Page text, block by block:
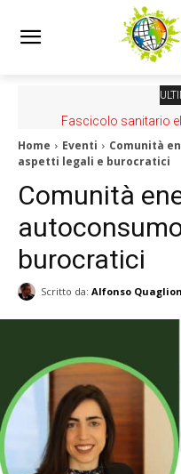
Fascicolo sanitario
Home Eventi
Comunità
aspetti legali e burocratici
Comunità
burocratici
Scritto da: Alfonso